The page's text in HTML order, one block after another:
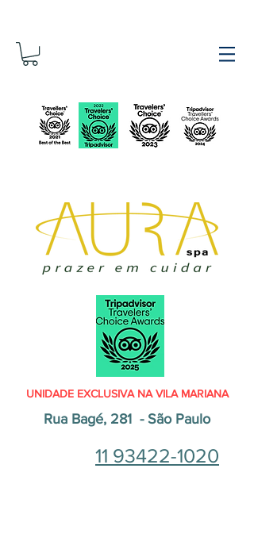
UNIDADE EXCLUSIVA NA VILA MARIANA
Rua Bagé, 281 - São Paulo
11 93422-1020